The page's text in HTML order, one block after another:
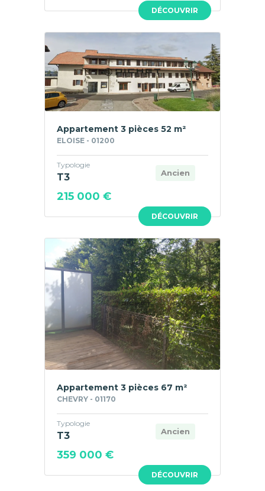
DÉCOUVRIR
DÉCOUVRIR
Appartement 3 pièces 52 m²
ELOISE - 01200
Ancien
Typologie
T3
215 000 €
DÉCOUVRIR
Appartement 3 pièces 67 m²
CHEVRY - 01170
Ancien
Typologie
T3
359 000 €